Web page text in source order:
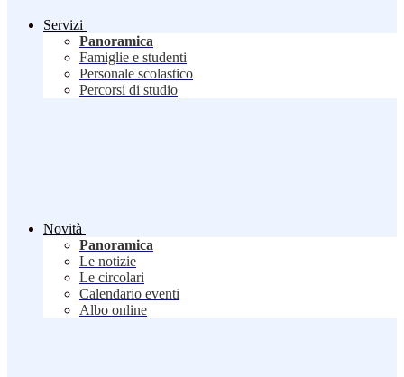
Servizi
Panoramica
Famiglie e studenti
Personale scolastico
Percorsi di studio
Novità
Panoramica
Le notizie
Le circolari
Calendario eventi
Albo online